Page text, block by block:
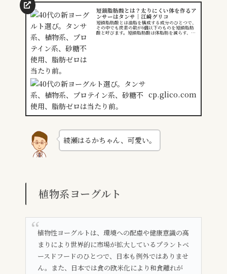
短鎖脂肪酸とは？太りにくい体を作るア
ンサーはタンサ｜江崎グリコ
短鎖脂肪酸とは油脂を構成する成分のひとつで、
その中でも炭素の数が6個以下のものを短鎖脂肪
酸と呼びます。短鎖脂肪酸は体脂肪を減らす、安
cp.glico.com
綾瀬はるかちゃん、可愛い。
植物系ヨーグルト
植物性ヨーグルトは、環境への配慮や健康意識の高
まりにより世界的に市場が拡大しているプラントベ
ースドフードのひとつで、日本も例外ではありませ
ん。また、日本では食の欧米化により和食離れが